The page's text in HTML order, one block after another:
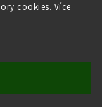
cookies. Více